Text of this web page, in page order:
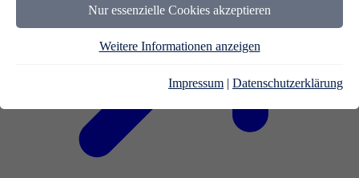
Nur essenzielle Cookies akzeptieren
Weitere Informationen anzeigen
Impressum | Datenschutzerklärung